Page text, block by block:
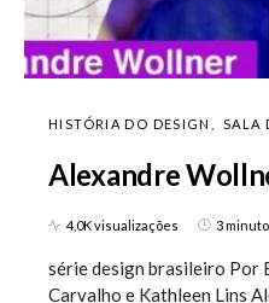
HISTÓRIA DO DESIGN SALA
Alexandre
4,0K visualizações 3
série design brasileiro Por
Carvalho e Kathleen Lins